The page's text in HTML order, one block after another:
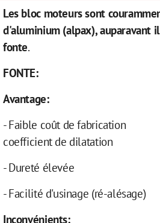
Les bloc moteurs sont
d'aluminium (alpax), auparavant
fonte.
FONTE:
Avantage:
- Faible coût de
coefficient de dilatation
- Dureté élevée -
- Facilité d'usinage (ré-
Inconvénients: